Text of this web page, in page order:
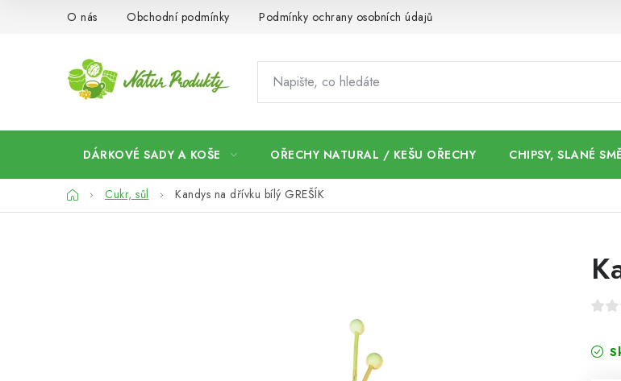
O nás Obchodní podmínky Podmínky ochrany osobních údajů
DÁRKOVÉ SADY A KOŠE OŘECHY NATURAL / KEŠU OŘECHY CHIPSY, SLANÉ
DomůCukr, sůl Kandys na dřívku bílý GREŠÍK